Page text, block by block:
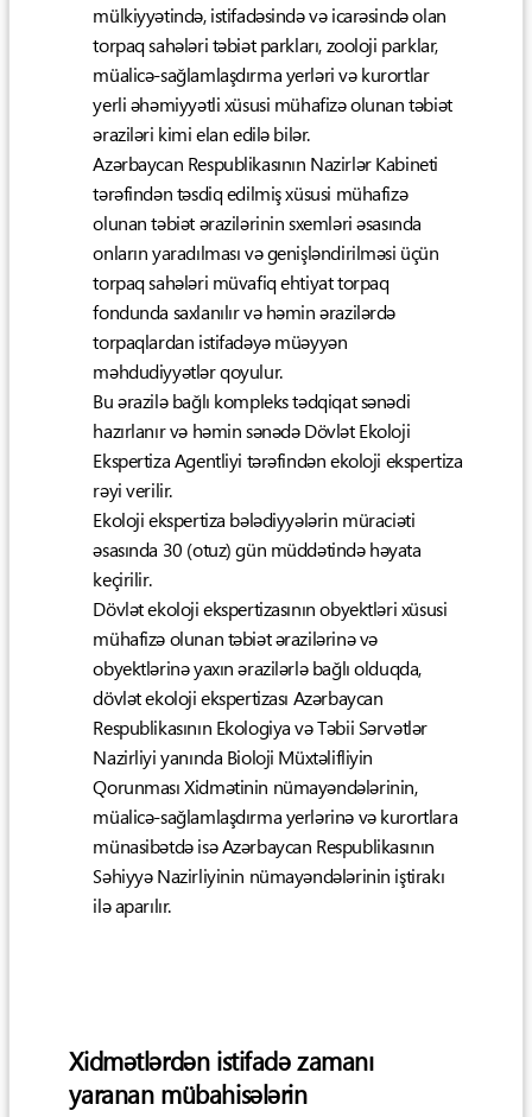
mülkiyyətində, istifadəsində və icarəsində olan
torpaq sahələri təbiət parkları, zooloji parklar,
müalicə-sağlamlaşdırma yerləri və kurortlar
yerli əhəmiyyətli xüsusi mühafizə olunan təbiət
əraziləri kimi elan edilə bilər.
Azərbaycan Respublikasının Nazirlər Kabineti
tərəfindən təsdiq edilmiş xüsusi mühafizə
olunan təbiət ərazilərinin sxemləri əsasında
onların yaradılması və genişləndirilməsi üçün
torpaq sahələri müvafiq ehtiyat torpaq
fondunda saxlanılır və həmin ərazilərdə
torpaqlardan istifadəyə müəyyən
məhdudiyyətlər qoyulur.
Bu ərazilə bağlı kompleks tədqiqat sənədi
hazırlanır və həmin sənədə Dövlət Ekoloji
Ekspertiza Agentliyi tərəfindən ekoloji ekspertiza
rəyi verilir.
Ekoloji ekspertiza bələdiyyələrin müraciəti
əsasında 30 (otuz) gün müddətində həyata
keçirilir.
Dövlət ekoloji ekspertizasının obyektləri xüsusi
mühafizə olunan təbiət ərazilərinə və
obyektlərinə yaxın ərazilərlə bağlı olduqda,
dövlət ekoloji ekspertizası Azərbaycan
Respublikasının Ekologiya və Təbii Sərvətlər
Nazirliyi yanında Bioloji Müxtəlifliyin
Qorunması Xidmətinin nümayəndələrinin,
müalicə-sağlamlaşdırma yerlərinə və kurortlara
münasibətdə isə Azərbaycan Respublikasının
Səhiyyə Nazirliyinin nümayəndələrinin iştirakı
ilə aparılır.
Xidmətlərdən istifadə zamanı
yaranan mübahisələrin